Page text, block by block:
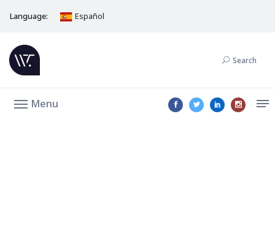
Language: Español
Search
Menu